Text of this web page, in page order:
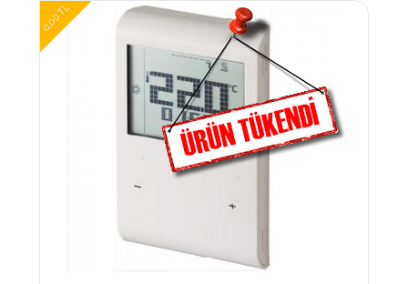
0,00 TL